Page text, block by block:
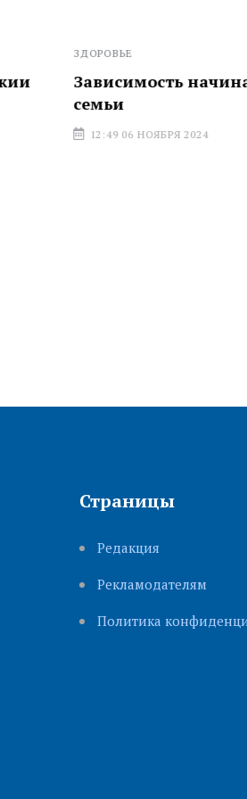
ЗДОРОВЬЕ
Зависимость
семьи
12:49 06 НОЯБРЯ 2024
Страницы
Редакция
Рекламодателям
Политика